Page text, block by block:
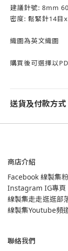
建議針號: 8mm
密度: 鬆緊針14目
織圖為英文織圖
購買後可選擇以
送貨及付款方式
商店介紹
Facebook 線製集
Instagram IG專頁
線製集走走逛逛部
線製集Youtube頻
聯絡我們